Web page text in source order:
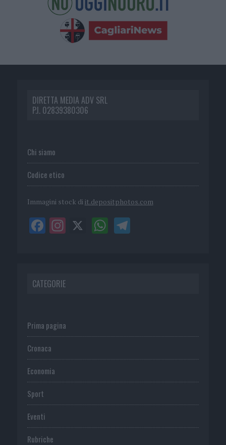
DIRETTA MEDIA ADV SRL
P.I. 02839380306
Chi siamo
Codice etico
Immagini stock di it.depositphotos.com
CATEGORIE
Prima pagina
Cronaca
Economia
Sport
Eventi
Rubriche